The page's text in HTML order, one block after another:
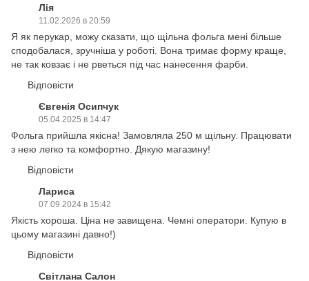
Лія
11.02.2026 в 20:59
Я як перукар, можу сказати, що щільна фольга мені більше
сподобалася, зручніша у роботі. Вона тримає форму краще,
не так ковзає і не рветься під час нанесення фарби.
Відповісти
Євгенія Осипчук
05.04.2025 в 14:47
Фольга прийшла якісна! Замовляла 250 м щільну. Працювати
з нею легко та комфортно. Дякую магазину!
Відповісти
Лариса
07.09.2024 в 15:42
Якість хороша. Ціна не завищена. Чемні оператори. Купую в
цьому магазині давно!)
Відповісти
Світлана Салон